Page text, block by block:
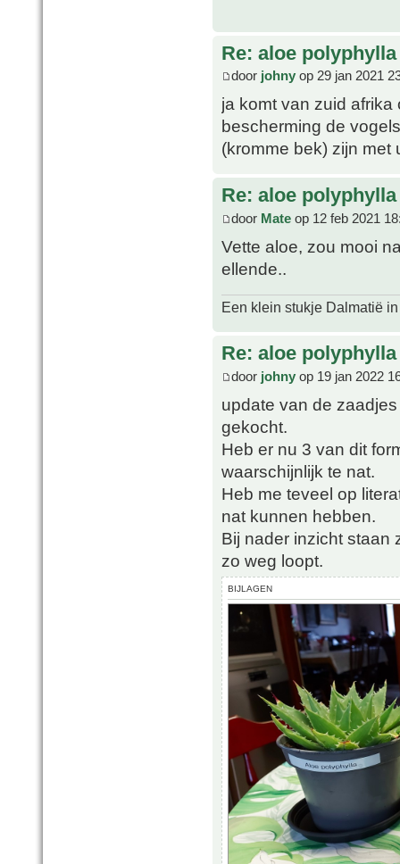
Re: aloe polyphylla
door johny op 29 jan 2021
ja komt van zuid
bescherming de
(kromme bek) zijn met
Re: aloe polyphylla
door Mate op 12 feb 2021
Vette aloe, zou mooi
ellende..
Een klein stukje Dalmatië
Re: aloe polyphylla
door johny op 19 jan 2022
update van de
gekocht.
Heb er nu 3 van dit
waarschijnlijk te nat.
Heb me teveel op
nat kunnen hebben.
Bij nader inzicht staan
zo weg loopt.
BIJLAGEN